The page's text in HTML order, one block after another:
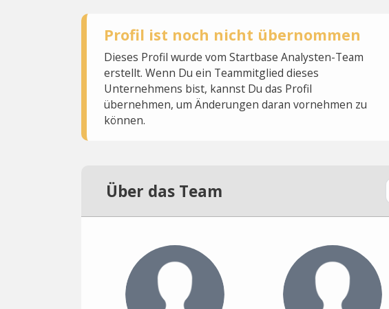
Profil ist noch nicht übernommen
Dieses Profil wurde vom Startbase Analysten-Team
erstellt. Wenn Du ein Teammitglied dieses
Unternehmens bist, kannst Du das Profil
übernehmen, um Änderungen daran vornehmen zu
können.
Über das Team